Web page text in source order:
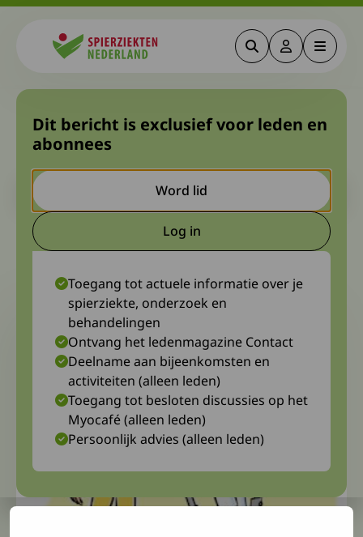
ZoekenDeze link
Menu
Leefstijlinterventie bij de
ziekte van Pompe
Let op. Dit is een ouder bericht. Het kan zijn dat de inhoud niet
meer actueel is.
8 november 2022
Diagnosewerkgroep Congenitale en metabole spierziekten
Dit bericht is exclusief voor leden en
abonnees
Word lid
Log inDeze link gaat naar een
Toegang tot actuele informatie over je
spierziekte, onderzoek en
behandelingen
Ontvang het ledenmagazine Contact
Deelname aan bijeenkomsten en
activiteiten (alleen leden)
Toegang tot besloten discussies op het
Myocafé (alleen leden)
Persoonlijk advies (alleen leden)